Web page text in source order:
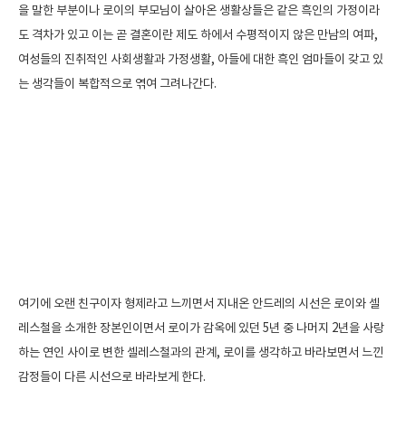
을 말한 부분이나 로이의 부모님이 살아온 생활상들은 같은 흑인의 가정이라
도 격차가 있고 이는 곧 결혼이란 제도 하에서 수평적이지 않은 만남의 여파,
여성들의 진취적인 사회생활과 가정생활, 아들에 대한 흑인 엄마들이 갖고 있
는 생각들이 복합적으로 엮여 그려나간다.
여기에 오랜 친구이자 형제라고 느끼면서 지내온 안드레의 시선은 로이와 셀
레스철을 소개한 장본인이면서 로이가 감옥에 있던 5년 중 나머지 2년을 사랑
하는 연인 사이로 변한 셀레스철과의 관계, 로이를 생각하고 바라보면서 느낀
감정들이 다른 시선으로 바라보게 한다.